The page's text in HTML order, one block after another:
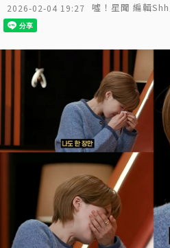
2026-02-04 19:27 噓！星聞 編輯